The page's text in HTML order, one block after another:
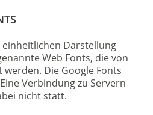
einheitlichen Darstellung
Web Fonts, die von
Die Google Fonts
Verbindung zu Servern
nicht statt.